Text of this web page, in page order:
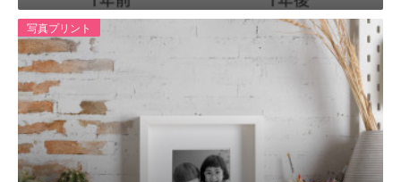
写真プリント